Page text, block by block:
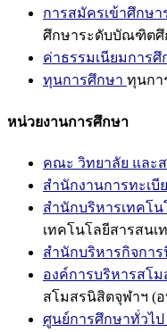
การสมัครเข้าศึกษ
ศึกษาระดับบัณฑิตศึ
ค่าธรรมเนียมการศึ
ทุนการศึกษา ทุนกา
หน่วยงานการศึกษา
คณะ วิทยาลัย และ
สำนักงานการทะเบี
สำนักบริหารเทคโน
เทคโนโลยีสารสนเ
สำนักบริหารกิจกา
องค์การบริหารสโ
สโมสรนิสิตจุฬาฯ (อ
ศูนย์การศึกษาทั่วไป